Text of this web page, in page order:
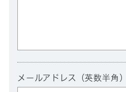
メールアドレス（英数半角）